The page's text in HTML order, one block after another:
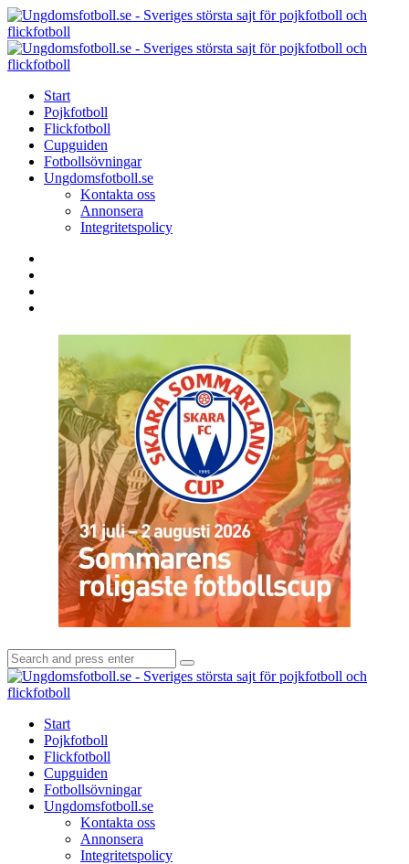
Menu
Search
Menu
Start
Pojkfotboll
Flickfotboll
Cupguiden
Fotbollsövningar
Ungdomsfotboll.se
Kontakta oss
Annonsera
Integritetspolicy
Search
for:
Search
Start
Pojkfotboll
Flickfotboll
Cupguiden
Fotbollsövningar
Ungdomsfotboll.se
Kontakta oss
Annonsera
Integritetspolicy